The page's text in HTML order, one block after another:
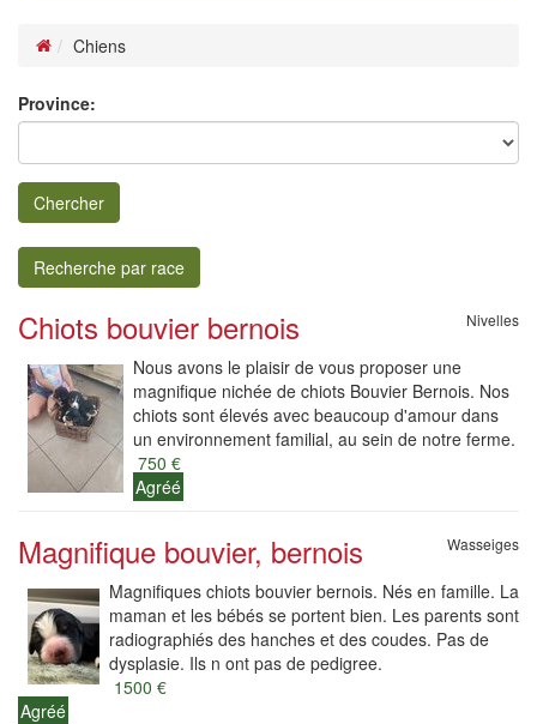
Chiens
Province:
Chercher
Recherche par race
Chiots bouvier bernois Nivelles
Nous avons le plaisir de vous proposer une
magnifique nichée de chiots Bouvier Bernois. Nos
chiots sont élevés avec beaucoup d'amour dans
un environnement familial, au sein de notre ferme.
750 €
Agréé
Magnifique bouvier, bernois Wasseiges
Magnifiques chiots bouvier bernois. Nés en famille. La
maman et les bébés se portent bien. Les parents sont
radiographiés des hanches et des coudes. Pas de
dysplasie. Ils n ont pas de pedigree.
1500 €
Agréé